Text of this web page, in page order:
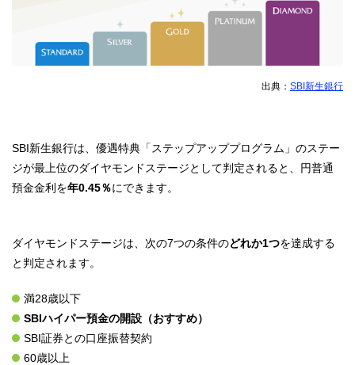
出典： SBI新生銀行
SBI新生銀行は、優遇特典「ステップアッププログラム」のステー
ジが最上位のダイヤモンドステージとして判定されると、円普通
預金金利を年0.45％にできます。
ダイヤモンドステージは、次の7つの条件のどれか1つを達成する
と判定されます。
満28歳以下
SBIハイパー預金の開設（おすすめ）
SBI証券との口座振替契約
60歳以上